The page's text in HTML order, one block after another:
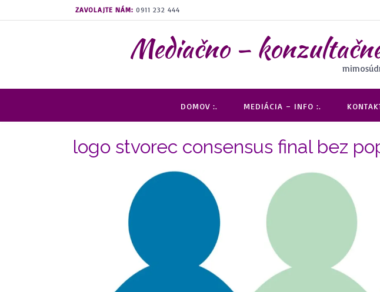
na
ZAVOLAJTE NÁM: 0911 232 444
Mediačno –
DOMOV :. MEDIÁCIA – INFO :.
logo stvorec consensus final bez